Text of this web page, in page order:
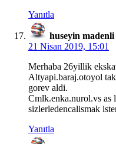
Yanıtla
huseyin madenli
21 Nisan 2019, 15:01
Merhaba 26yillik
Altyapi.baraj.otoyol
gorev aldi.
Cmlk.enka.nurol.vs as
sizlerledencalismak
Yanıtla